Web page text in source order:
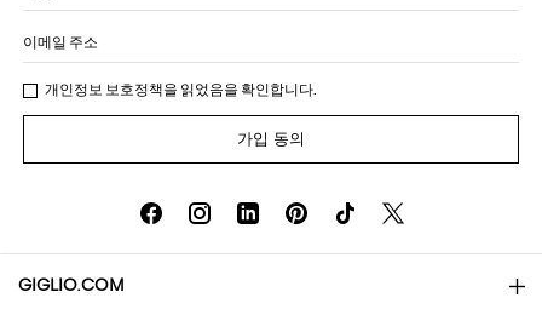
이메일 주소
개인정보 보호정책을 읽었음을 확인합니다.
가입 동의
GIGLIO.COM